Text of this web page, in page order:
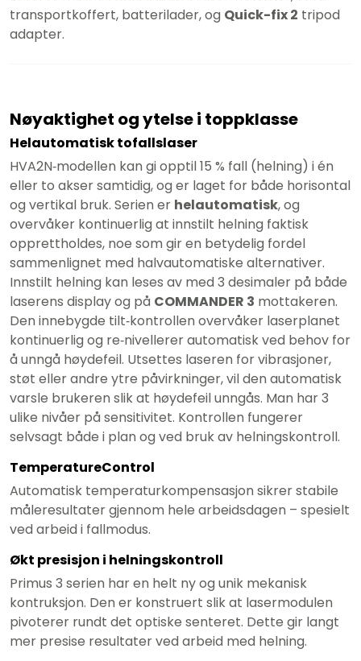
transportkoffert, batterilader, og Quick-fix 2 tripod
adapter.
Nøyaktighet og ytelse i toppklasse
Helautomatisk tofallslaser
HVA2N‑modellen kan gi opptil 15 % fall (helning) i én
eller to akser samtidig, og er laget for både horisontal
og vertikal bruk. Serien er helautomatisk, og
overvåker kontinuerlig at innstilt helning faktisk
opprettholdes, noe som gir en betydelig fordel
sammenlignet med halvautomatiske alternativer.
Innstilt helning kan leses av med 3 desimaler på både
laserens display og på COMMANDER 3 mottakeren.
Den innebygde tilt‑kontrollen overvåker laserplanet
kontinuerlig og re‑nivellerer automatisk ved behov for
å unngå høydefeil. Utsettes laseren for vibrasjoner,
støt eller andre ytre påvirkninger, vil den automatisk
varsle brukeren slik at høydefeil unngås. Man har 3
ulike nivåer på sensitivitet. Kontrollen fungerer
selvsagt både i plan og ved bruk av helningskontroll.
TemperatureControl
Automatisk temperaturkompensasjon sikrer stabile
måleresultater gjennom hele arbeidsdagen – spesielt
ved arbeid i fallmodus.
Økt presisjon i helningskontroll
Primus 3 serien har en helt ny og unik mekanisk
kontruksjon. Den er konstruert slik at lasermodulen
pivoterer rundt det optiske senteret. Dette gir langt
mer presise resultater ved arbeid med helning.